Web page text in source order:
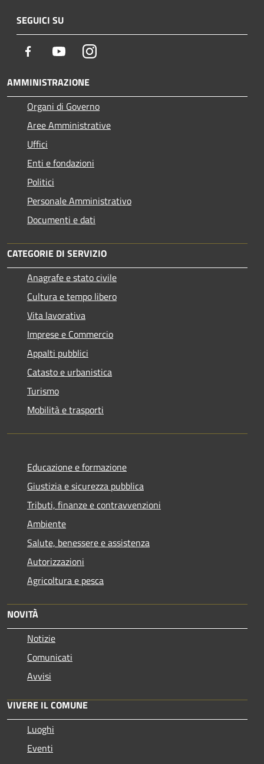
SEGUICI SU
Facebook YoutubeInstagram
AMMINISTRAZIONE
Organi di Governo
Aree Amministrative
Uffici
Enti e fondazioni
Politici
Personale Amministrativo
Documenti e dati
CATEGORIE DI SERVIZIO
Anagrafe e stato civile
Cultura e tempo libero
Vita lavorativa
Imprese e Commercio
Appalti pubblici
Catasto e urbanistica
Turismo
Mobilità e trasporti
Educazione e formazione
Giustizia e sicurezza pubblica
Tributi, finanze e contravvenzioni
Ambiente
Salute, benessere e assistenza
Autorizzazioni
Agricoltura e pesca
NOVITÀ
Notizie
Comunicati
Avvisi
VIVERE IL COMUNE
Luoghi
Eventi